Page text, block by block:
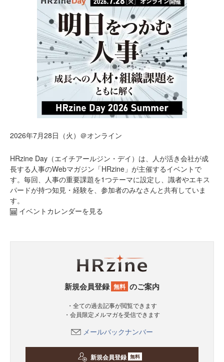
2026年7月28日（火）＠オンライン
HRzine Day（エイチアールジン・デイ）は、人が活き会社が成
長する人事のWebマガジン「HRzine」が主催するイベントで
す。毎回、人事の重要課題を1つテーマに設定し、識者やエキス
パードが持つ知見・経験を、参加者のみなさんと共有していま
す。
イベントカレンダーを見る
新規会員登録 無料 のご案内
・全ての過去記事が閲覧できます
・会員限定メルマガを受信できます
メールバックナンバー
新規会員登録 無料